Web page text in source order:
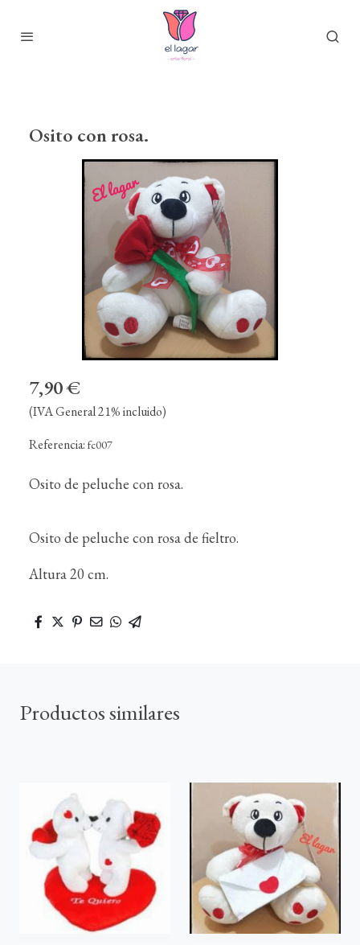
Osito con rosa.
7,90 €
(IVA General 21% incluido)
Referencia: fc007
Osito de peluche con rosa.
Osito de peluche con rosa de fieltro.
Altura 20 cm.
Productos similares